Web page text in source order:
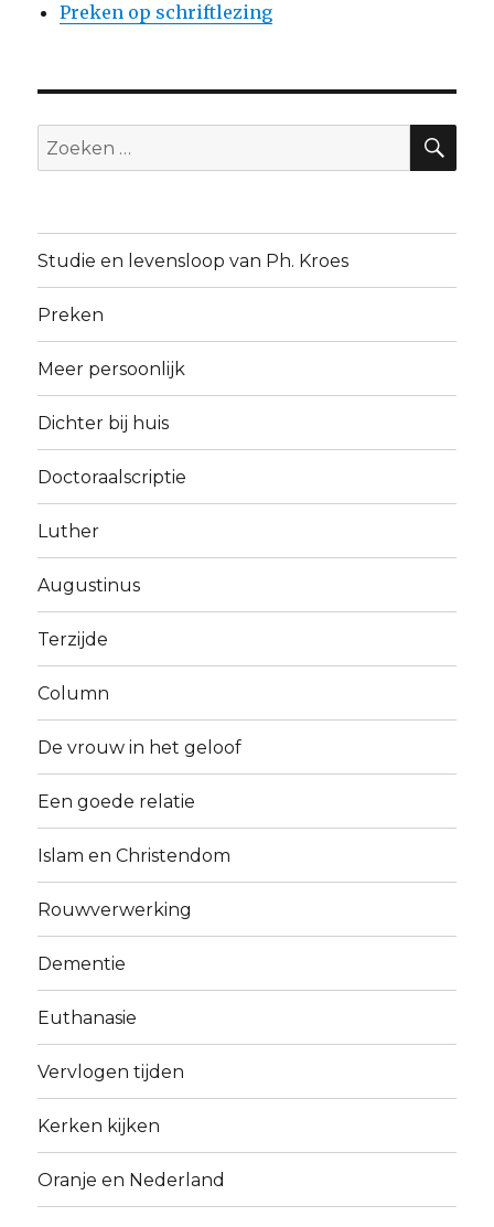
Preken op schriftlezing
Zoeken
naar:
Studie en levensloop van Ph. Kroes
Preken
Meer persoonlijk
Dichter bij huis
Doctoraalscriptie
Luther
Augustinus
Terzijde
Column
De vrouw in het geloof
Een goede relatie
Islam en Christendom
Rouwverwerking
Dementie
Euthanasie
Vervlogen tijden
Kerken kijken
Oranje en Nederland